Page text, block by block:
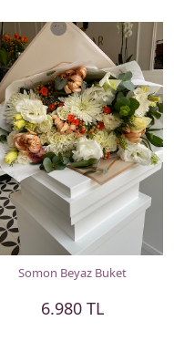
Somon Beyaz Buket
6.980 TL